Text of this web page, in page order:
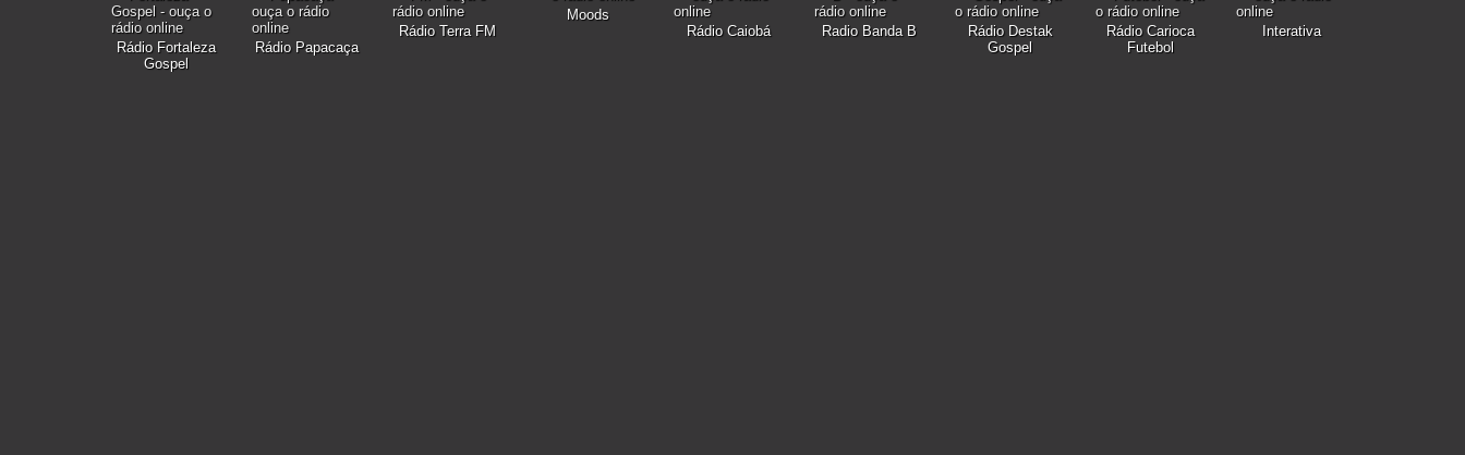
Rádio Fortaleza
Gospel
Rádio Papacaça
Rádio Terra FM
Moods
Rádio Caiobá
Radio Banda B
Rádio Destak
Gospel
Rádio Carioca
Futebol
Interativa